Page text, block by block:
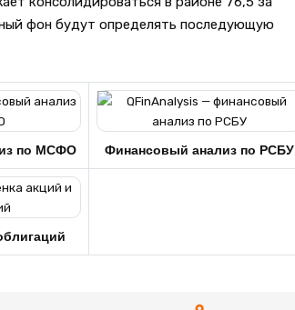
фон будут определять последующую
по МСФО Финансовый анализ по РСБУ